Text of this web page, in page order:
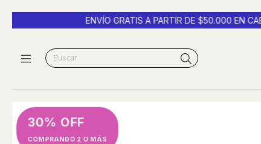
ENVÍO GRATIS A PARTIR DE $50.000 EN CABA Y GBA -
30% OFF
COMPRANDO 2 O MÁS